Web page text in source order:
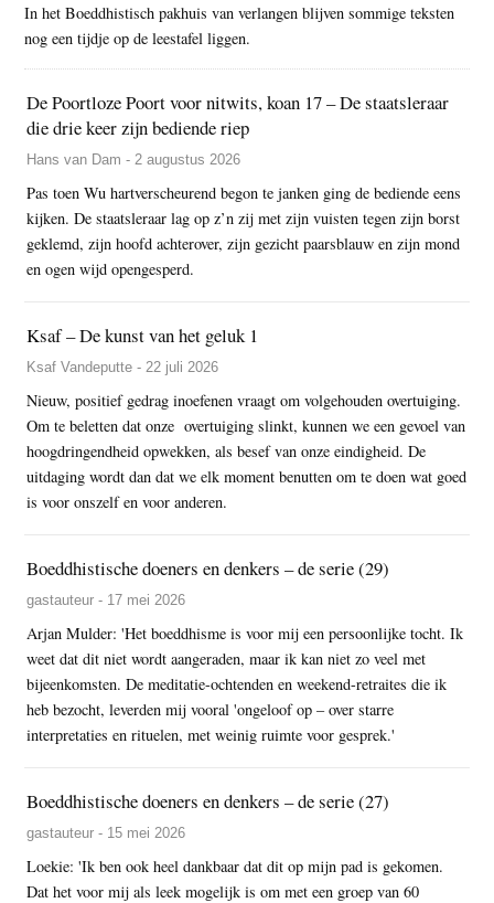
In het Boeddhistisch pakhuis van verlangen blijven sommige teksten
nog een tijdje op de leestafel liggen.
De Poortloze Poort voor nitwits, koan 17 – De staatsleraar
die drie keer zijn bediende riep
Hans van Dam - 2 augustus 2026
Pas toen Wu hartverscheurend begon te janken ging de bediende eens
kijken. De staatsleraar lag op z’n zij met zijn vuisten tegen zijn borst
geklemd, zijn hoofd achterover, zijn gezicht paarsblauw en zijn mond
en ogen wijd opengesperd.
Ksaf – De kunst van het geluk 1
Ksaf Vandeputte - 22 juli 2026
Nieuw, positief gedrag inoefenen vraagt om volgehouden overtuiging.
Om te beletten dat onze overtuiging slinkt, kunnen we een gevoel van
hoogdringendheid opwekken, als besef van onze eindigheid. De
uitdaging wordt dan dat we elk moment benutten om te doen wat goed
is voor onszelf en voor anderen.
Boeddhistische doeners en denkers – de serie (29)
gastauteur - 17 mei 2026
Arjan Mulder: 'Het boeddhisme is voor mij een persoonlijke tocht. Ik
weet dat dit niet wordt aangeraden, maar ik kan niet zo veel met
bijeenkomsten. De meditatie-ochtenden en weekend-retraites die ik
heb bezocht, leverden mij vooral 'ongeloof op – over starre
interpretaties en rituelen, met weinig ruimte voor gesprek.'
Boeddhistische doeners en denkers – de serie (27)
gastauteur - 15 mei 2026
Loekie: 'Ik ben ook heel dankbaar dat dit op mijn pad is gekomen.
Dat het voor mij als leek mogelijk is om met een groep van 60